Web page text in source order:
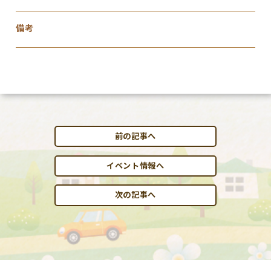
備考
前の記事へ
イベント情報へ
次の記事へ